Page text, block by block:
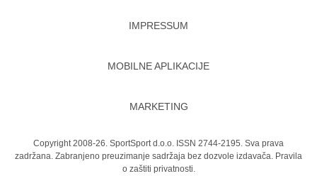
IMPRESSUM
MOBILNE APLIKACIJE
MARKETING
Copyright 2008-26. SportSport d.o.o. ISSN 2744-2195. Sva prava
zadržana. Zabranjeno preuzimanje sadržaja bez dozvole izdavača. Pravila
o zaštiti privatnosti.